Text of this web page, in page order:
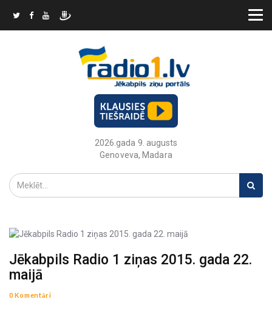
2026.gada 9. augusts
Genoveva, Madara
Jēkabpils Radio 1 ziņas 2015. gada 22.
maijā
0 Komentāri